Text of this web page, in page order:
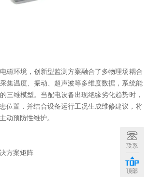
磁环境，创新型监测方案融合了多物理场耦合
集温度、振动、超声波等多维度数据，系统能
三维模型。当配电设备出现绝缘劣化趋势时，
位置，并结合设备运行工况生成维修建议，将
动预防性维护。
方案矩阵
联系
顶部